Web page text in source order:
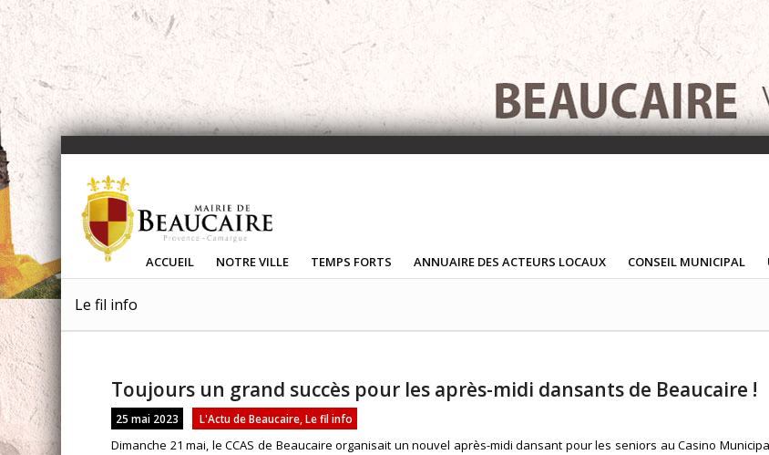
ACCUEIL NOTRE VILLE TEMPS FORTS ANNUAIRE DES ACTEURS LOCAUX CONSEIL MUNICIPAL
Le fil info
Toujours un grand succès pour les après-midi dansants de Beaucaire !
25 mai 2023 L'Actu de Beaucaire ,Le fil info
Dimanche 21 mai, le CCAS de Beaucaire organisait un nouvel après-midi dansant pour les seniors au Casino